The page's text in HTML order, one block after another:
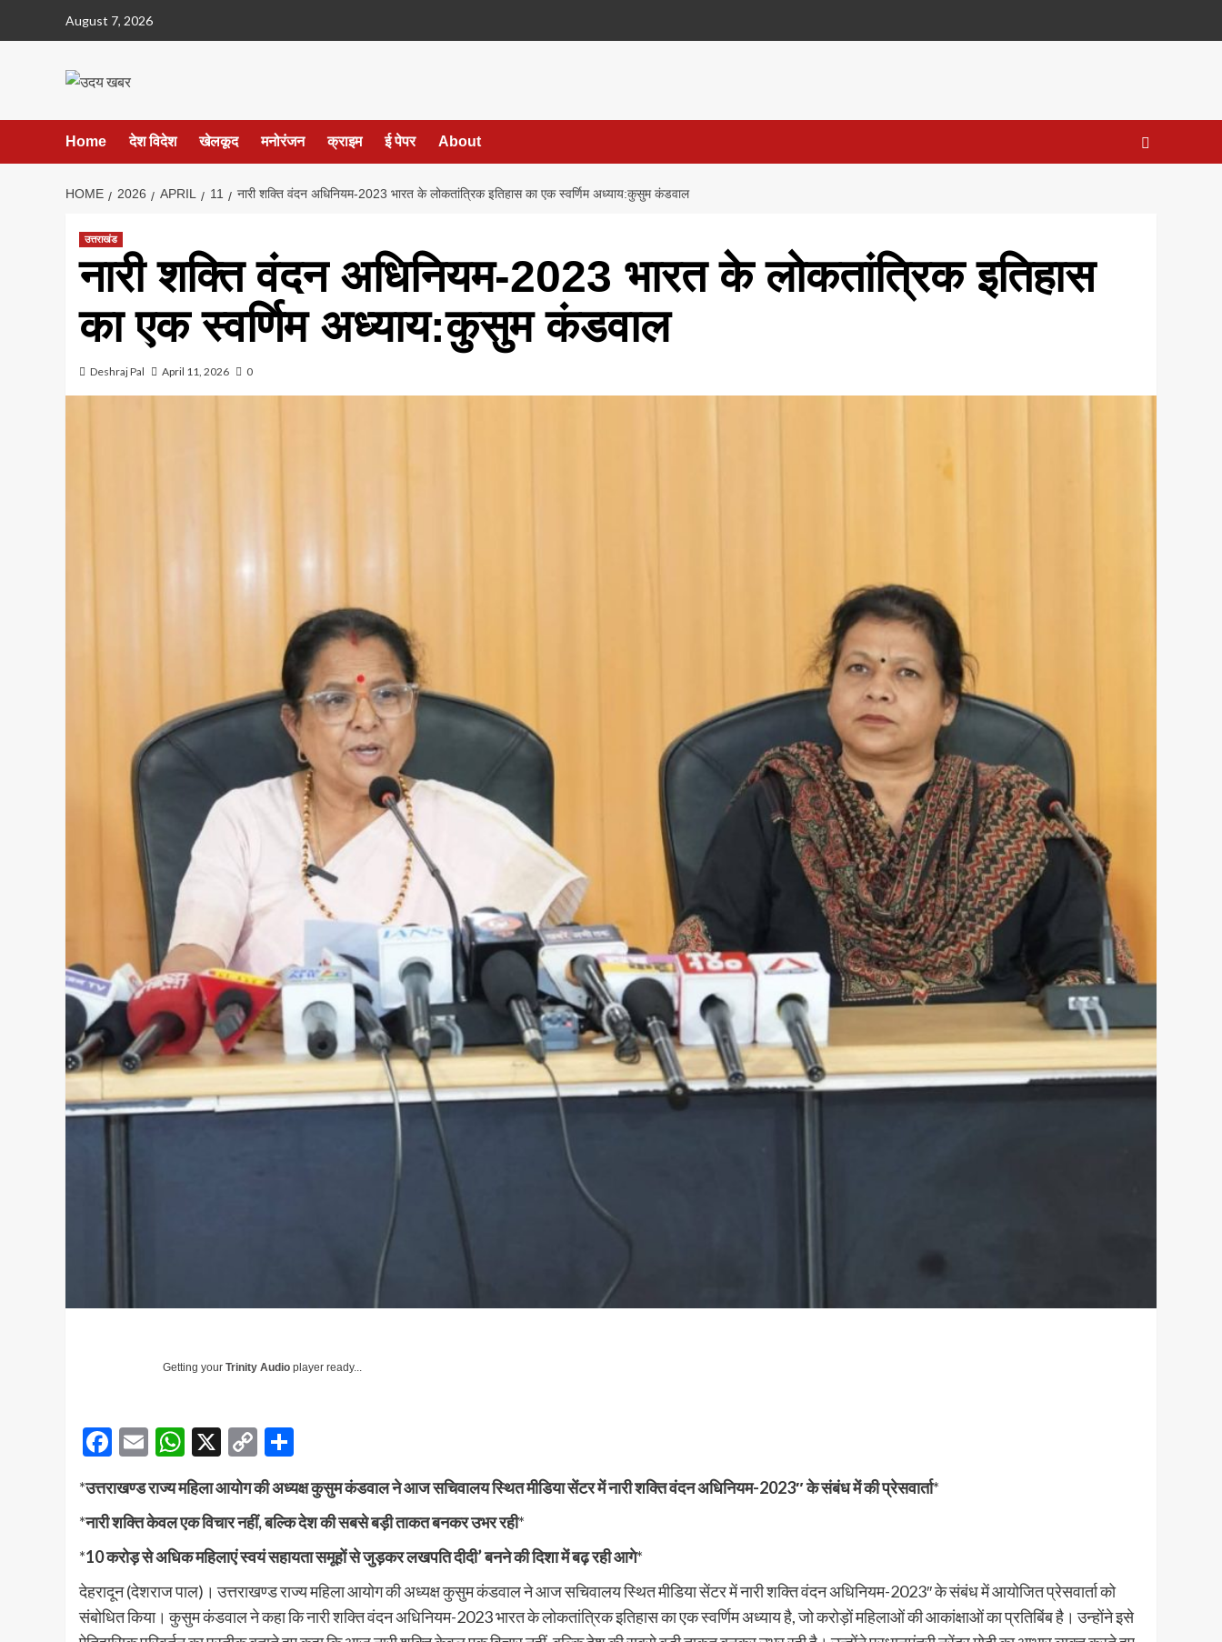
August 7, 2026
Home देश विदेश खेलकूद मनोरंजन क्राइम ई पेपर About
HOME 2026 APRIL 11 नारी शक्ति वंदन अधिनियम-2023 भारत के लोकतांत्रिक इतिहास का एक स्वर्णिम अध्याय:कुसुम कंडवाल
उत्तराखंड
नारी शक्ति वंदन अधिनियम-2023 भारत के लोकतांत्रिक इतिहास
का एक स्वर्णिम अध्याय:कुसुम कंडवाल
Deshraj Pal April 11, 2026 0
Getting your Trinity Audio player ready...
Facebook
EmailWhatsApp
X
Copy
Link
*उत्तराखण्ड राज्य महिला आयोग की अध्यक्ष कुसुम कंडवाल ने आज सचिवालय स्थित मीडिया सेंटर में नारी शक्ति वंदन अधिनियम-2023″ के संबंध में की प्रेसवार्ता*
*नारी शक्ति केवल एक विचार नहीं, बल्कि देश की सबसे बड़ी ताकत बनकर उभर रही*
*10 करोड़ से अधिक महिलाएं स्वयं सहायता समूहों से जुड़कर लखपति दीदी’ बनने की दिशा में बढ़ रही आगे*
देहरादून (देशराज पाल)। उत्तराखण्ड राज्य महिला आयोग की अध्यक्ष कुसुम कंडवाल ने आज सचिवालय स्थित मीडिया सेंटर में नारी शक्ति वंदन अधिनियम-2023″ के संबंध में आयोजित प्रेसवार्ता को
संबोधित किया। कुसुम कंडवाल ने कहा कि नारी शक्ति वंदन अधिनियम-2023 भारत के लोकतांत्रिक इतिहास का एक स्वर्णिम अध्याय है, जो करोड़ों महिलाओं की आकांक्षाओं का प्रतिबिंब है। उन्होंने इसे